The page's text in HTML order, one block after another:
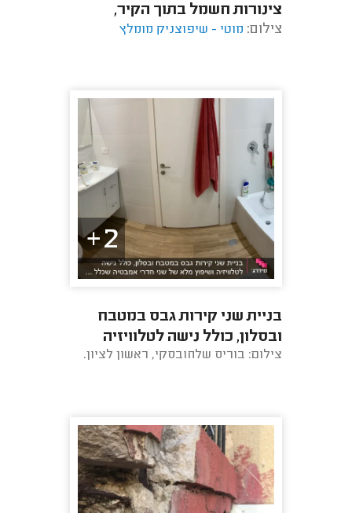
צינורות חשמל בתוך הקיר,
צביעת סלון, מטבח ושני חדרים
צילום: מוטי - שיפוצניק מומלץ
2+
בניית שני קירות גבס במטבח
ובסלון, כולל נישה לטלוויזיה
ושיפוץ מלא של שני חדרי
צילום: בוריס שלחובסקי, ראשון לציון.